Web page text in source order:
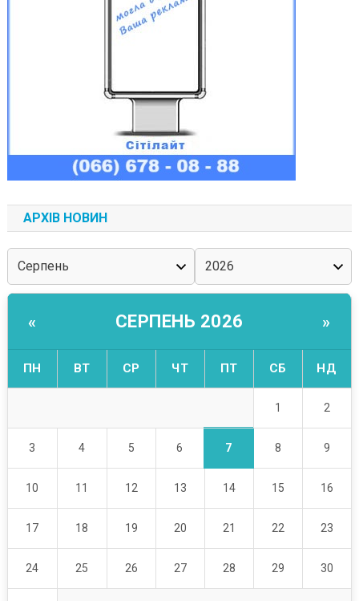
АРХІВ НОВИН
« СЕРПЕНЬ 2026 »
ПН ВТ СР ЧТ ПТ СБ НД
1 2
3 4 5 6 7 8 9
10 11 12 13 14 15 16
17 18 19 20 21 22 23
24 25 26 27 28 29 30